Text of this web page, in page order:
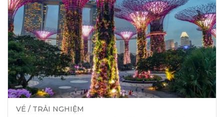
VÉ / TRẢI NGHIỆM